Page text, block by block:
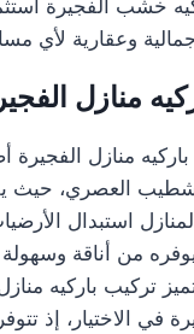
خشب الفجيرة
وعقارية لأي
منازل
منازل
العصري، حيث
استبدال
يوفره من أناقة
تركيب باركيه
في الاختيار، إذ